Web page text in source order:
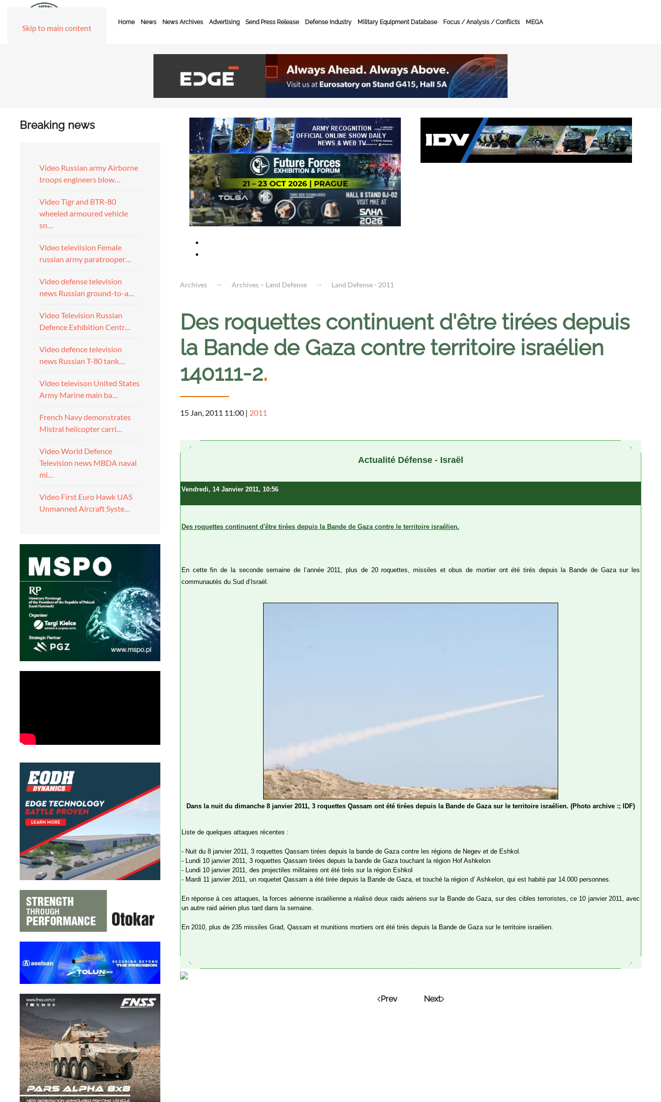
Skip to main content
Home News News Archives Advertising Send Press Release Defense Industry Military Equipment Database Focus / Analysis / Conflicts MEGA
Breaking news
Video Russian army Airborne
troops engineers blow…
Video Tigr and BTR-80
wheeled armoured vehicle
sn…
Video televiision Female
russian army paratrooper…
Video defense television
news Russian ground-to-a…
Video Television Russian
Defence Exhibition Centr…
Video defence television
news Russian T-80 tank…
Video televison United States
Army Marine main ba…
French Navy demonstrates
Mistral helicopter carri…
Video World Defence
Television news MBDA naval
mi…
Video First Euro Hawk UAS
Unmanned Aircraft Syste…
Archives Archives – Land Defense Land Defense - 2011
Des roquettes continuent d'être tirées depuis
la Bande de Gaza contre territoire israélien
140111-2.
15 Jan, 2011 11:00 | 2011
Actualité Défense - Israël
Vendredi, 14 Janvier 2011, 10:56
Des roquettes continuent d'être tirées depuis la Bande de Gaza contre le territoire israélien.
En cette fin de la seconde semaine de l’année 2011, plus de 20 roquettes, missiles et obus de mortier ont été tirés depuis la Bande de Gaza sur les
communautés du Sud d’Israël.
Dans la nuit du dimanche 8 janvier 2011, 3 roquettes Qassam ont été tirées depuis la Bande de Gaza sur le territoire israélien. (Photo archive :; IDF)
Liste de quelques attaques récentes :
- Nuit du 8 janvier 2011, 3 roquettes Qassam tirées depuis la bande de Gaza contre les régions de Negev et de Eshkol.
- Lundi 10 janvier 2011, 3 roquettes Qassam tirées depuis la bande de Gaza touchant la région Hof Ashkelon
- Lundi 10 janvier 2011, des projectiles militaires ont été tirés sur la région Eshkol
- Mardi 11 janvier 2011, un roquetet Qassam a été tirée depuis la Bande de Gaza, et touché la région d’ Ashkelon, qui est habité par 14.000 personnes.
En réponse à ces attaques, la forces aérienne israélienne a réalisé deux raids aériens sur la Bande de Gaza, sur des cibles terroristes, ce 10 janvier 2011, avec
un autre raid aérien plus tard dans la semaine.
En 2010, plus de 235 missiles Grad, Qassam et munitions mortiers ont été tirés depuis la Bande de Gaza sur le territoire israélien.
Prev Next